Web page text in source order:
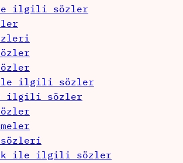
ilgili sözler
ilgili sözler
ilgili sözler
ile ilgili sözler